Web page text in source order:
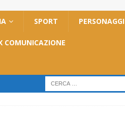
SPORT PERSONAGGI
COMUNICAZIONE